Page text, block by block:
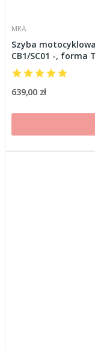
MRA
Szyba motocyklowa
CB1/SC01 -, forma
639,00 zł